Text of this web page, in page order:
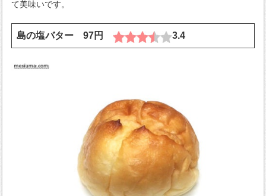
て美味いです。
島の塩バター 97円 3.4